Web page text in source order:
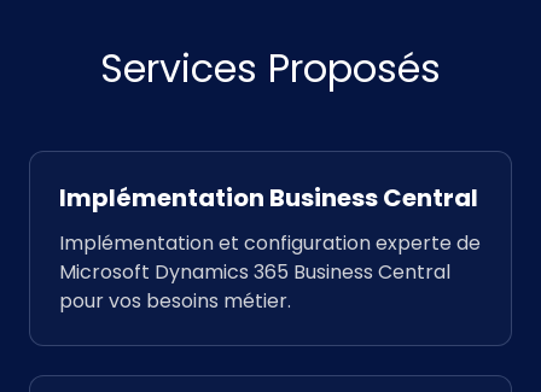
Services Proposés
Implémentation Business Central
Implémentation et configuration experte de
Microsoft Dynamics 365 Business Central
pour vos besoins métier.